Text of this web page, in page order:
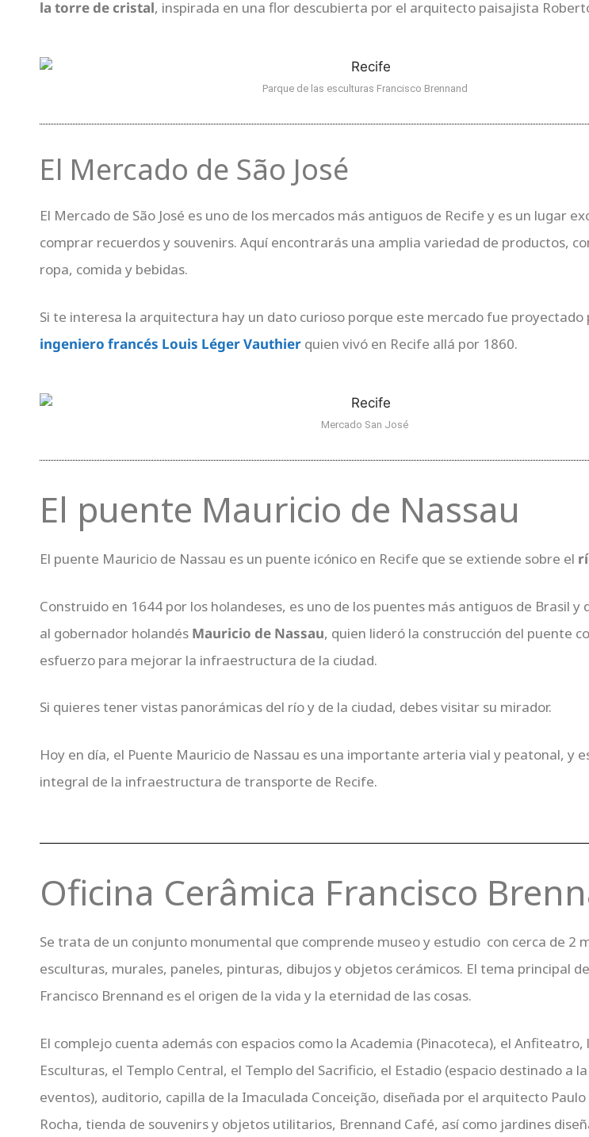
la torre de cristal, inspirada en una flor descubierta por el arquitecto paisajista
Parque de las esculturas Francisco Brennand
El Mercado de São José
El Mercado de São José es uno de los mercados más antiguos de Recife y es un lugar
comprar recuerdos y souvenirs. Aquí encontrarás una amplia variedad de productos,
ropa, comida y bebidas.
Si te interesa la arquitectura hay un dato curioso porque este mercado fue proyectado
ingeniero francés Louis Léger Vauthier quien vivó en Recife allá por 1860.
Mercado San José
El puente Mauricio de Nassau
El puente Mauricio de Nassau es un puente icónico en Recife que se extiende sobre el
Construido en 1644 por los holandeses, es uno de los puentes más antiguos de Brasil y
al gobernador holandés Mauricio de Nassau, quien lideró la construcción del puente
esfuerzo para mejorar la infraestructura de la ciudad.
Si quieres tener vistas panorámicas del río y de la ciudad, debes visitar su mirador.
Hoy en día, el Puente Mauricio de Nassau es una importante arteria vial y peatonal, y
integral de la infraestructura de transporte de Recife.
Oficina Cerâmica Francisco
Se trata de un conjunto monumental que comprende museo y estudio con cerca de 2
esculturas, murales, paneles, pinturas, dibujos y objetos cerámicos. El tema principal
Francisco Brennand es el origen de la vida y la eternidad de las cosas.
El complejo cuenta además con espacios como la Academia (Pinacoteca), el Anfiteatro,
Esculturas, el Templo Central, el Templo del Sacrificio, el Estadio (espacio destinado a
eventos), auditorio, capilla de la Imaculada Conceição, diseñada por el arquitecto
Rocha, tienda de souvenirs y objetos utilitarios, Brennand Café, así como jardines